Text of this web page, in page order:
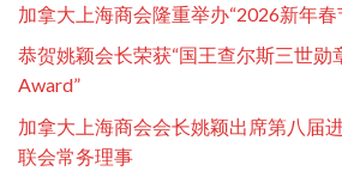
加拿大上海商会隆重举办“2026新年春
恭贺姚颖会长荣获“国王查尔斯三世勋
Award”
加拿大上海商会会长姚颖出席第八届
联会常务理事